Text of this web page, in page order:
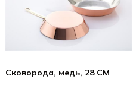
Сковорода, медь, 28 CM